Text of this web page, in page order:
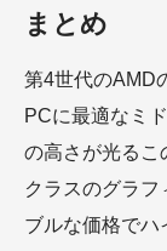
まとめ
第4世代のAMD
PCに最適なミ
の高さが光るこ
クラスのグラ
ブルな価格でハ